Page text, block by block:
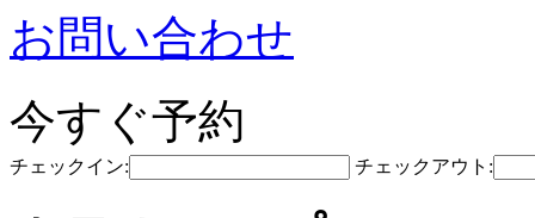
お問い合わせ
今すぐ予約
チェックイン: チェックアウト: